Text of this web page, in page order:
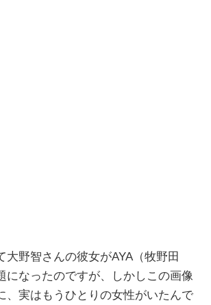
大野智さんの彼女がAYA（牧野田
になったのですが、しかしこの画像
、実はもうひとりの女性がいたんで